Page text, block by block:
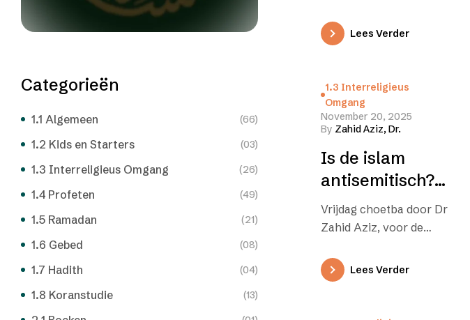
onderscheiden van
dwaling. Dus wie geen…
Lees Verder
1.3 Interreligieus
Omgang
November 20, 2025
By Zahid Aziz, Dr.
Is de islam
antisemitisch?
(2)
Vrijdag choetba door Dr
Zahid Aziz, voor de
december 2023 Ik ga
verder met het
Lees Verder
Categorieën
1.1 Algemeen (66)
1.2 Kids en Starters (03)
1.3 Interreligieus Omgang (26)
1.4 Profeten (49)
1.5 Ramadan (21)
1.6 Gebed (08)
1.7 Hadith (04)
1.8 Koranstudie (13)